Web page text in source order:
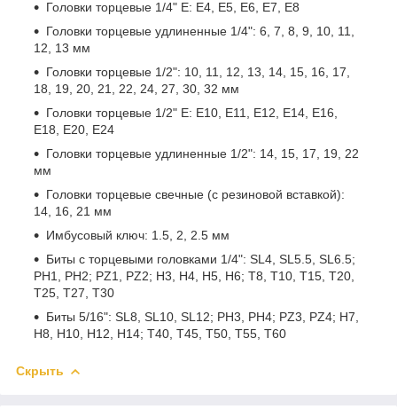
Головки торцевые 1/4" Е: Е4, Е5, Е6, Е7, Е8
Головки торцевые удлиненные 1/4": 6, 7, 8, 9, 10, 11,
12, 13 мм
Головки торцевые 1/2": 10, 11, 12, 13, 14, 15, 16, 17,
18, 19, 20, 21, 22, 24, 27, 30, 32 мм
Головки торцевые 1/2" Е: Е10, Е11, Е12, Е14, Е16,
Е18, Е20, Е24
Головки торцевые удлиненные 1/2": 14, 15, 17, 19, 22
мм
Головки торцевые свечные (с резиновой вставкой):
14, 16, 21 мм
Имбусовый ключ: 1.5, 2, 2.5 мм
Биты с торцевыми головками 1/4": SL4, SL5.5, SL6.5;
PH1, PH2; PZ1, PZ2; H3, H4, H5, H6; Т8, Т10, Т15, Т20,
Т25, Т27, Т30
Биты 5/16": SL8, SL10, SL12; PH3, PH4; PZ3, PZ4; H7,
H8, H10, H12, Н14; T40, Т45, Т50, Т55, Т60
Скрыть